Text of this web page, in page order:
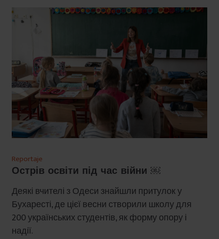
Reportaje
Острів освіти під час війни ￼
Деякі вчителі з Одеси знайшли притулок у
Бухаресті, де цієї весни створили школу для
200 українських студентів, як форму опору і
надії.